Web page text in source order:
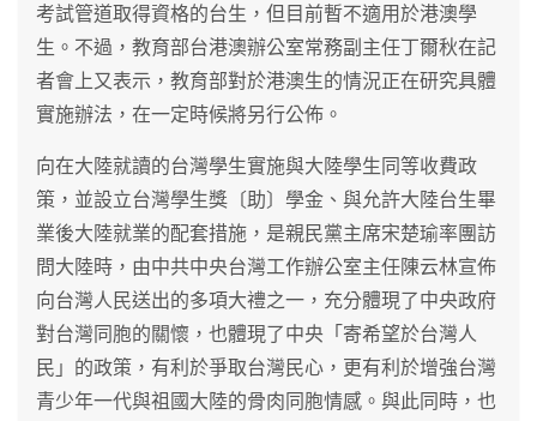
考試管道取得資格的台生，但目前暫不適用於港澳學
生。不過，教育部台港澳辦公室常務副主任丁爾秋在記
者會上又表示，教育部對於港澳生的情況正在研究具體
實施辦法，在一定時候將另行公佈。
向在大陸就讀的台灣學生實施與大陸學生同等收費政
策，並設立台灣學生獎〔助〕學金、與允許大陸台生畢
業後大陸就業的配套措施，是親民黨主席宋楚瑜率團訪
問大陸時，由中共中央台灣工作辦公室主任陳云林宣佈
向台灣人民送出的多項大禮之一，充分體現了中央政府
對台灣同胞的關懷，也體現了中央「寄希望於台灣人
民」的政策，有利於爭取台灣民心，更有利於增強台灣
青少年一代與祖國大陸的骨肉同胞情感。與此同時，也